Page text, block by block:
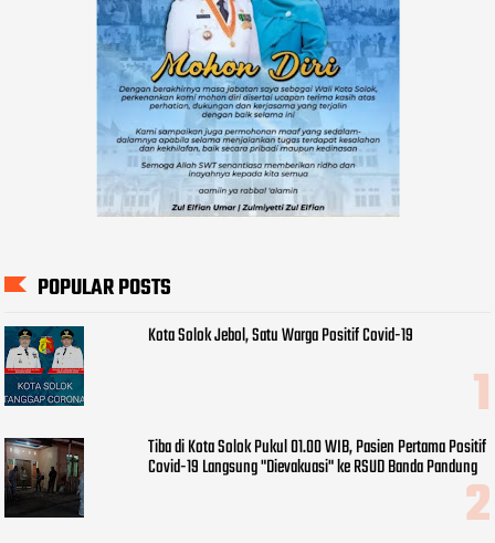
POPULAR POSTS
Kota Solok Jebol, Satu Warga Positif Covid-19
Tiba di Kota Solok Pukul 01.00 WIB, Pasien Pertama Positif
Covid-19 Langsung "Dievakuasi" ke RSUD Banda Pandung